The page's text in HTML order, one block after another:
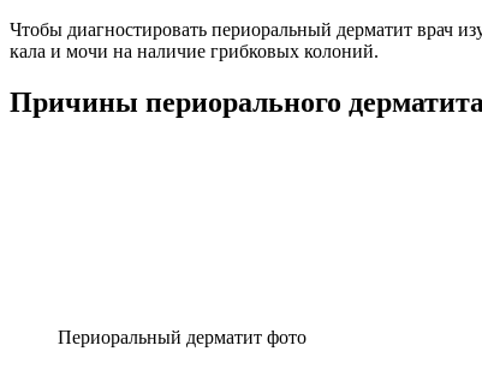
Чтобы диагностировать периоральный дерматит врач
кала и мочи на наличие грибковых колоний.
Причины периорального дерматита
Периоральный дерматит фото